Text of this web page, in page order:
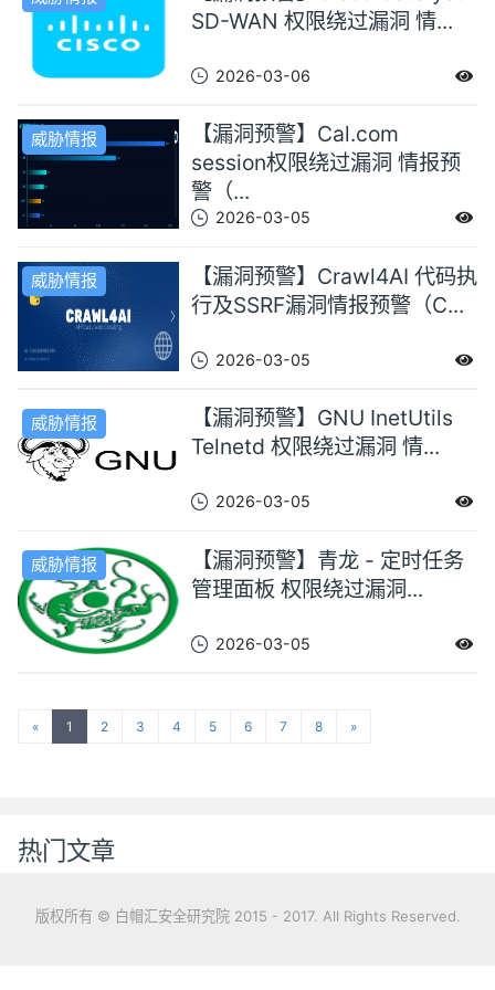
SD-WAN 权限绕过漏洞 情...
2026-03-06
威胁情报
【漏洞预警】Cal.com
session权限绕过漏洞 情报预
警（...
2026-03-05
威胁情报
【漏洞预警】Crawl4AI 代码执
行及SSRF漏洞情报预警（C...
2026-03-05
威胁情报
【漏洞预警】GNU InetUtils
Telnetd 权限绕过漏洞 情...
2026-03-05
威胁情报
【漏洞预警】青龙 - 定时任务
管理面板 权限绕过漏洞...
2026-03-05
« 1 2 3 4 5 6 7 8 »
热门文章
版权所有 © 白帽汇安全研究院 2015 - 2017. All Rights Reserved.